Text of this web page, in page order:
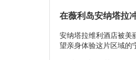
在薇利岛安纳塔拉
安纳塔拉维利酒店被美
望亲身体验这片区域的